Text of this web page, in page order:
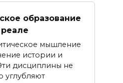
образование
реале
мышление
истории и
дисциплины не
углубляют